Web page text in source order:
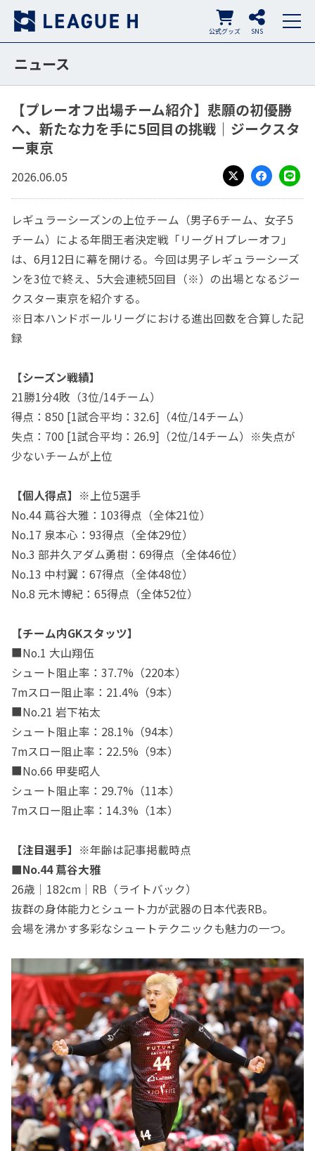
SNS
公式グッズ
ニュース
【プレーオフ出場チーム紹介】悲願の初優勝
へ、新たな力を手に5回目の挑戦｜ジークスタ
ー東京
2026.06.05
X
Facebook
LINE
レギュラーシーズンの上位チーム（男子6チーム、女子5
チーム）による年間王者決定戦「リーグＨプレーオフ」
は、6月12日に幕を開ける。今回は男子レギュラーシーズ
ンを3位で終え、5大会連続5回目（※）の出場となるジー
クスター東京を紹介する。
※日本ハンドボールリーグにおける進出回数を合算した記
録
【シーズン戦績】
21勝1分4敗（3位/14チーム）
得点：850 [1試合平均：32.6]（4位/14チーム）
失点：700 [1試合平均：26.9]（2位/14チーム）※失点が
少ないチームが上位
【個人得点】 ※上位5選手
No.44 蔦谷大雅：103得点（全体21位）
No.17 泉本心：93得点（全体29位）
No.3 部井久アダム勇樹：69得点（全体46位）
No.13 中村翼：67得点（全体48位）
No.8 元木博紀：65得点（全体52位）
【チーム内GKスタッツ】
■No.1 大山翔伍
シュート阻止率：37.7%（220本）
7mスロー阻止率：21.4%（9本）
■No.21 岩下祐太
シュート阻止率：28.1%（94本）
7mスロー阻止率：22.5%（9本）
■No.66 甲斐昭人
シュート阻止率：29.7%（11本）
7mスロー阻止率：14.3%（1本）
【注目選手】 ※年齢は記事掲載時点
■No.44 蔦谷大雅
26歳｜182cm｜RB（ライトバック）
抜群の身体能力とシュート力が武器の日本代表RB。
会場を沸かす多彩なシュートテクニックも魅力の一つ。